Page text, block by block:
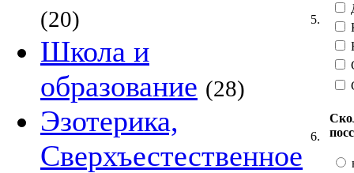
(20)
Школа и
образование (28)
Эзотерика,
Сверхъестественное
5.
6.